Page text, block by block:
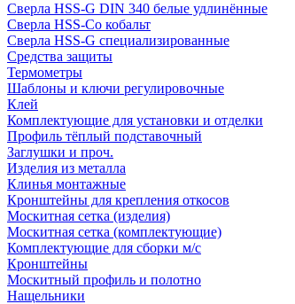
Сверла HSS-G DIN 340 белые удлинённые
Сверла HSS-Co кобальт
Сверла HSS-G специализированные
Средства защиты
Термометры
Шаблоны и ключи регулировочные
Клей
Комплектующие для установки и отделки
Профиль тёплый подставочный
Заглушки и проч.
Изделия из металла
Клинья монтажные
Кронштейны для крепления откосов
Москитная сетка (изделия)
Москитная сетка (комплектующие)
Комплектующие для сборки м/с
Кронштейны
Москитный профиль и полотно
Нащельники